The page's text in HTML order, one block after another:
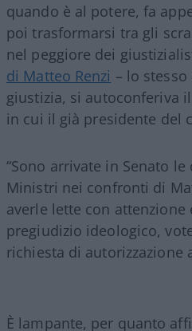
quando è al potere, fa
poi trasformarsi tra gli
nel peggiore dei
di Matteo Renzi – lo
giustizia, si autoconferiva
in cui il già presidente del
“Sono arrivate in Senato
Ministri nei confronti di
averle lette con attenzione
pregiudizio ideologico,
richiesta di autorizzazione
È lampante, per quanto